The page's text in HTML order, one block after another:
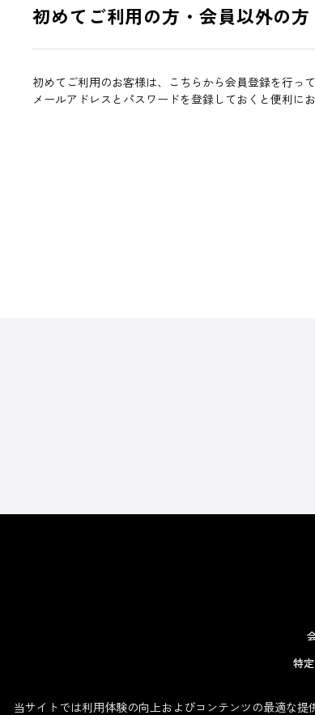
初めてご利用の方・会員以外の方
初めてご利用のお客様は、こちらから会員登録を行って
メールアドレスとパスワードを登録しておくと便利に
特
当サイトでは利用体験の向上およびコンテンツの最適な